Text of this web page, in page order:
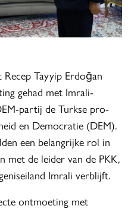
Recep Tayyip Erdoğan
gehad met Imrali-
partij de Turkse pro-
en Democratie (DEM).
een belangrijke rol in
met de leider van de PKK,
Imrali verblijft.
ontmoeting met